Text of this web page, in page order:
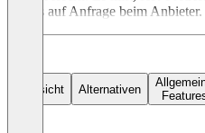
gibt es auf Anfrage beim Anbieter.
Übersicht Alternativen